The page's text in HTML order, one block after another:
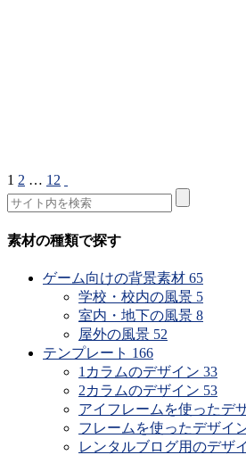
1 2 … 12
素材の種類で探す
ゲーム向けの背景素材 65
学校・校内の風景 5
室内・地下の風景 8
屋外の風景 52
テンプレート 166
1カラムのデザイン 33
2カラムのデザイン 53
アイフレームを使ったデ
フレームを使ったデザイ
レンタルブログ用のデザ